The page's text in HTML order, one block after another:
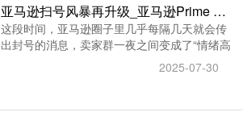
亚马逊扫号风暴再升级_亚马逊Prime Day之亚马逊扫号风暴正在全球席卷
这段时间，亚马逊圈子里几乎每隔几天就会传
出封号的消息，卖家群一夜之间变成了“情绪高
压区”：有人彻底清零，有人惊险过关，还有人
在焦虑中等通知。尤其是今年Prime Day 前
卷，来势汹汹，毫无预警。
2025-07-30